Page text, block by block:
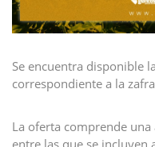
Se encuentra disponible
correspondiente a la
La oferta comprende
entre las que se incluyen